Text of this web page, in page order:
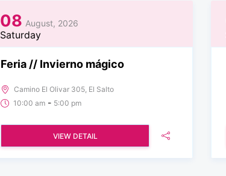
08 August, 2026
Saturday
Feria // Invierno mágico
Camino El Olivar 305, El Salto
10:00 am - 5:00 pm
VIEW DETAIL